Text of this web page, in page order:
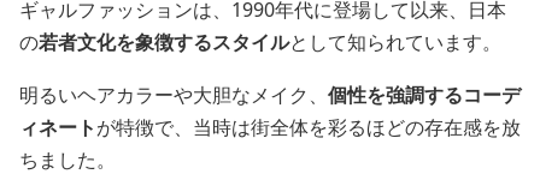
ギャルファッションは、1990年代に登場して以来、日本
の若者文化を象徴するスタイルとして知られています。
明るいヘアカラーや大胆なメイク、 個性を強調するコーデ
ィネートが特徴で、当時は街全体を彩るほどの存在感を放
ちました。